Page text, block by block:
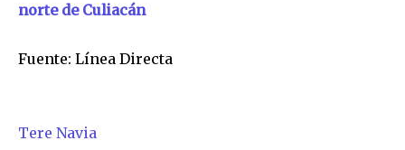
norte de Culiacán
Fuente: Línea Directa
Tere Navia